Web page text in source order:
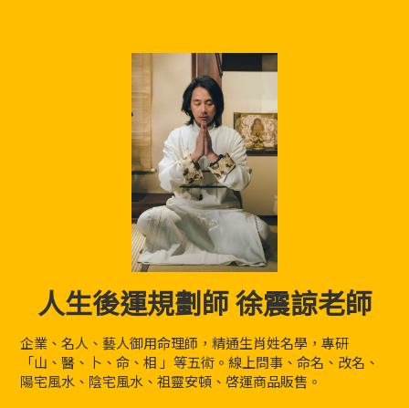
人生後運規劃師 徐震諒老師
企業、名人、藝人御用命理師，精通生肖姓名學，專研
「山、醫、卜、命、相 」等五術。線上問事、命名、改名、
陽宅風水、陰宅風水、祖靈安頓、啓運商品販售。